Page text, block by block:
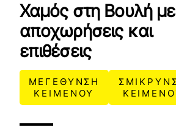
Χαμός στη Βουλή με
αποχωρήσεις και
επιθέσεις
ΜΕΓΕΘΥΝΣΗ
ΚΕΙΜΕΝΟΥ